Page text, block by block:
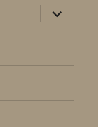
раскрыть
дочернее
меню